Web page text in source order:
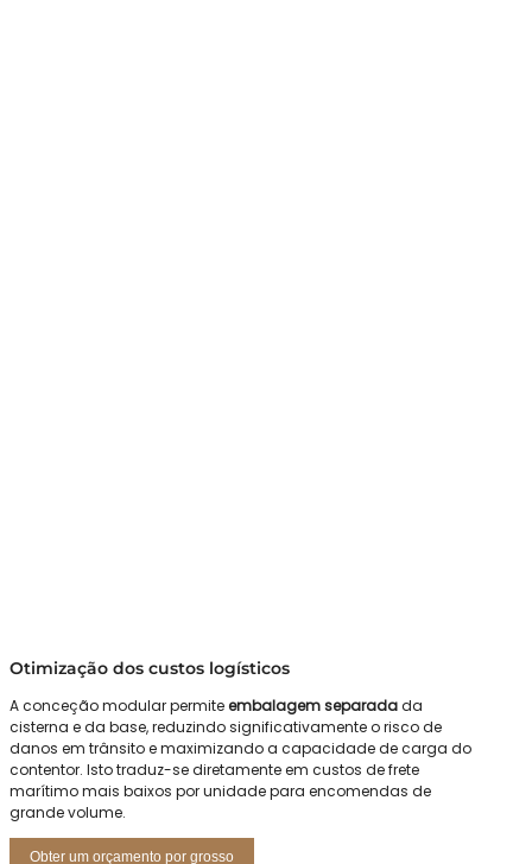
Otimização dos custos logísticos
A conceção modular permiteembalagem separadada
cisterna e da base, reduzindo significativamente o risco de
danos em trânsito e maximizando a capacidade de carga do
contentor. Isto traduz-se diretamente em custos de frete
marítimo mais baixos por unidade para encomendas de
grande volume.
Obter um orçamento por grosso